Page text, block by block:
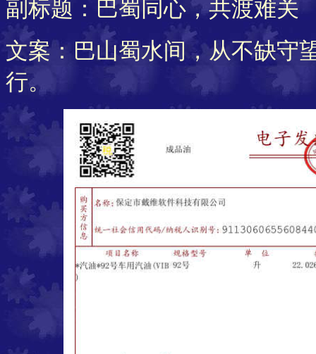
副标题：巴蜀同心，共渡难关
文案：巴山蜀水间，从不缺守
行。